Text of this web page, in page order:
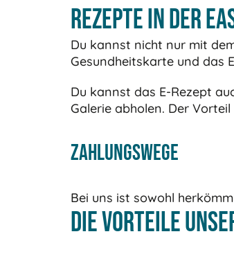
Rezepte in der
Du kannst nicht nur mit
Gesundheitskarte und das
Du kannst das E-Rezept
Galerie abholen. Der
Zahlungswege
Bei uns ist sowohl
Die Vorteile